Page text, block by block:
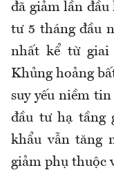
đã giảm lần
tư 5 tháng đầu
nhất kể từ giai
Khủng hoảng
suy yếu niềm
đầu tư hạ tầng
khẩu vẫn tăng
giảm phụ thuộc